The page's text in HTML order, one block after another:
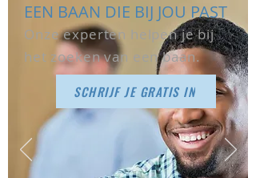
Onze experten helpen je bij
het zoeken van een baan.
SCHRIJF JE GRATIS IN
EEN BAAN DIE BIJ JOU PAST